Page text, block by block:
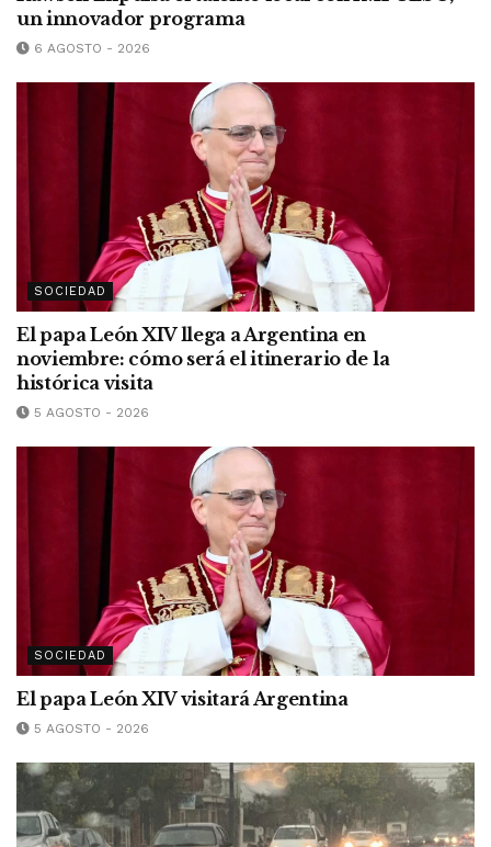
un innovador programa
6 AGOSTO - 2026
SOCIEDAD
El papa León XIV llega a Argentina en
noviembre: cómo será el itinerario de la
histórica visita
5 AGOSTO - 2026
SOCIEDAD
El papa León XIV visitará Argentina
5 AGOSTO - 2026